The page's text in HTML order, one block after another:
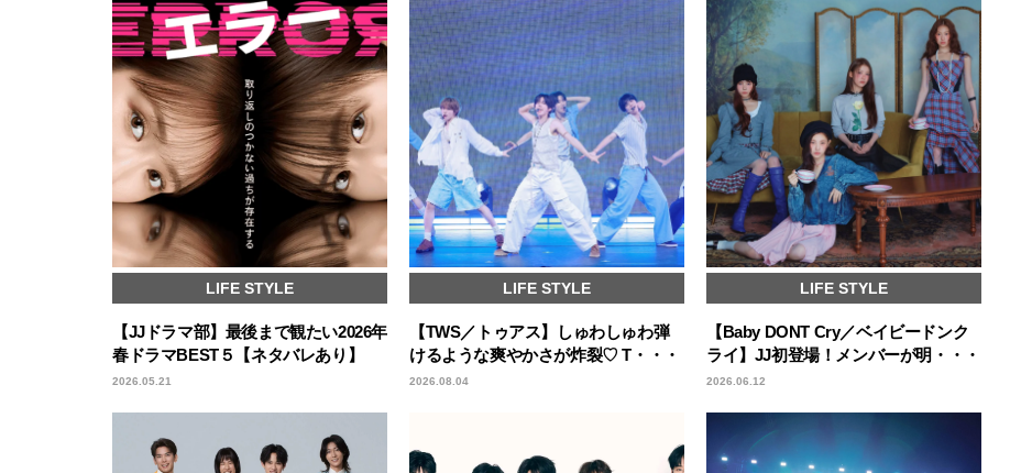
LIFE STYLE
【JJドラマ部】最後まで観たい2026年
春ドラマBEST５【ネタバレあり】
2026.05.21
LIFE STYLE
【TWS／トゥアス】しゅわしゅわ弾
けるような爽やかさが炸裂♡ T・・・
2026.08.04
LIFE STYLE
【Baby DONT Cry／ベイビードンク
ライ】JJ初登場！メンバーが明・・・
2026.06.12